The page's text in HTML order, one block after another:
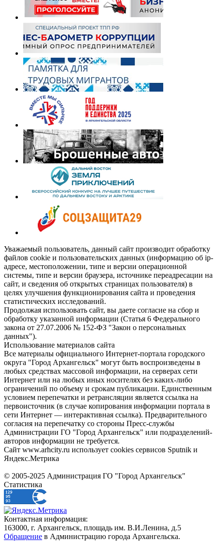
Уважаемый пользователь, данный сайт производит обработку
файлов cookie и пользовательских данных (информацию об ip-
адресе, местоположении, типе и версии операционной
системы, типе и версии браузера, источнике переадресации на
сайт, и сведения об открытых страницах пользователя) в
целях улучшения функционирования сайта и проведения
статистических исследований.
Продолжая использовать сайт, вы даете согласие на сбор и
обработку указанной информации (Статья 6 Федерального
закона от 27.07.2006 № 152-ФЗ "Закон о персональных
данных").
Использование материалов сайта
Все материалы официального Интернет-портала городского
округа "Город Архангельск" могут быть воспроизведены в
любых средствах массовой информации, на серверах сети
Интернет или на любых иных носителях без каких-либо
ограничений по объему и срокам публикации. Единственным
условием перепечатки и ретрансляции является ссылка на
первоисточник (в случае копирования информации портала в
сети Интернет — интерактивная ссылка). Предварительного
согласия на перепечатку со стороны Пресс-службы
Администрации ГО "Город Архангельск" или подразделений-
авторов информации не требуется.
Сайт www.arhcity.ru использует cookies сервисов Sputnik и
Яндекс.Метрика
© 2005-2025 Администрация ГО "Город Архангельск"
Статистика
Контактная информация:
163000, г. Архангельск, площадь им. В.И.Ленина, д.5
Обращение в Администрацию города Архангельска.